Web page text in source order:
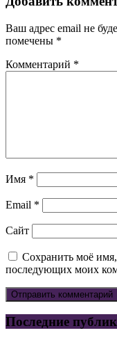
Ваш адрес email не
помечены *
Комментарий *
Имя *
Email *
Сайт
Сохранить моё имя,
последующих моих
Последние